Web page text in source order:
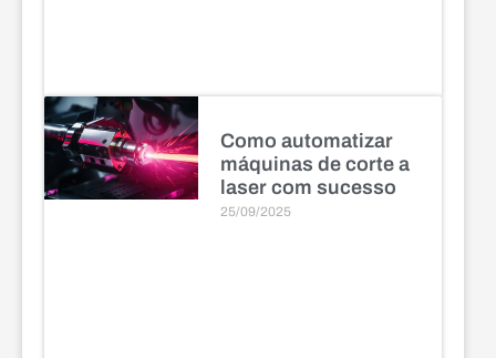
Como automatizar
máquinas de corte a
laser com sucesso
25/09/2025